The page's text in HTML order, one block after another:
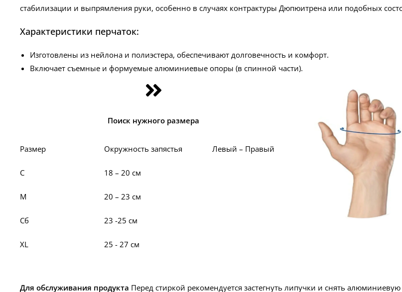
стабилизации и выпрямления руки, особенно в случаях контрактуры Дюпюитрена или подобных
Характеристики перчаток:
Изготовлены из нейлона и полиэстера, обеспечивают долговечность и комфорт.
Включает съемные и формуемые алюминиевые опоры (в спинной части).
Поиск нужного размера
Размер Окружность запястья Левый – Правый
С 18 – 20 см
М 20 – 23 см
Cб 23 -25 см
XL 25 - 27 см
Для обслуживания продукта Перед стиркой рекомендуется застегнуть липучки и снять алюминиевую